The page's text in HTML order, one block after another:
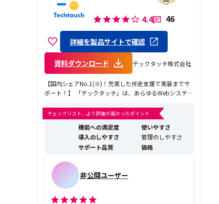
4.4 46
詳細を製品サイトで確認
資料ダウンロード テックタッチ株式会社
【国内シェアNo.1(※)！充実した伴走支援で実装までサ
ポート！】 「テックタッチ」は、あらゆるWebシステム
ーがスムーズにシステム操作できるようにするサービス
です。これにより、ユーザーからの問い合わせ数の削
チェックリスト...より評価が高かったポイント
機能への満足度
使いやすさ
導入のしやすさ
管理のしやすさ
サポート品質
価格
非公開ユーザー